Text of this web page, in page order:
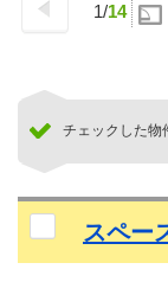
1/14
チェックした物
スペー